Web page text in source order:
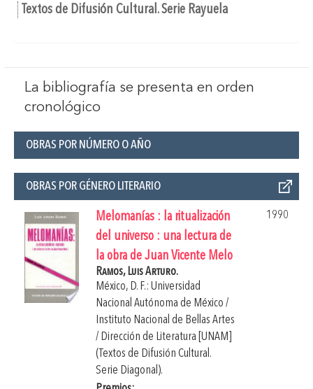
Textos de Difusión Cultural. Serie Rayuela
La bibliografía se presenta en orden
cronológico
OBRAS POR NÚMERO O AÑO
OBRAS POR GÉNERO LITERARIO
Melomanías : la ritualización
del universo : una lectura de
la obra de Juan Vicente Melo
1990
Ramos, Luis Arturo.
México, D. F.: Universidad
Nacional Autónoma de México /
Instituto Nacional de Bellas Artes
/ Dirección de Literatura [UNAM]
(Textos de Difusión Cultural.
Serie Diagonal).